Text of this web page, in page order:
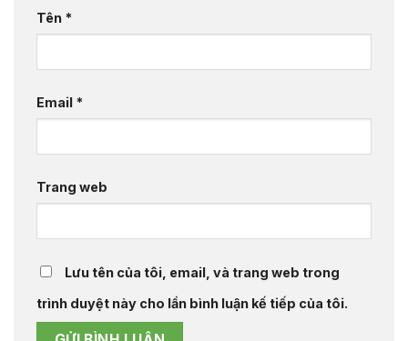
Tên *
Email *
Trang web
Lưu tên của tôi, email, và trang web trong
trình duyệt này cho lần bình luận kế tiếp của tôi.